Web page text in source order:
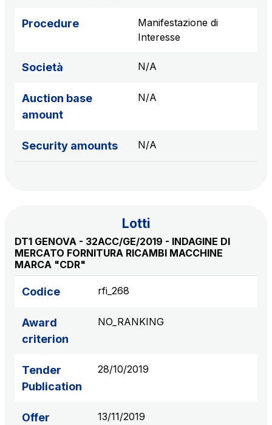
Procedure
Manifestazione di
Interesse
Società N/A
Auction base
amount
N/A
Security amounts N/A
Lotti
DT1 GENOVA - 32ACC/GE/2019 - INDAGINE DI
MERCATO FORNITURA RICAMBI MACCHINE
MARCA "CDR"
Codice rfi_268
Award
criterion
NO_RANKING
Tender
Publication
28/10/2019
Offer
13/11/2019